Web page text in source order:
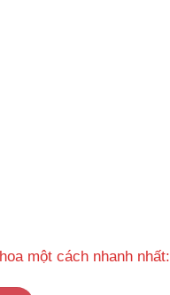
một cách nhanh nhất: